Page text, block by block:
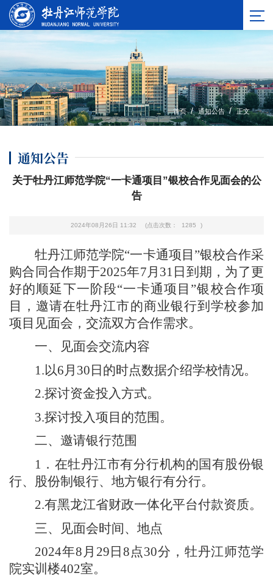
首页 / 通知公告 / 正文
通知公告
关于牡丹江师范学院“一卡通项目”银校合作见面会的公
告
2024年08月26日 11:32 (点击次数： 1285 )
牡丹江师范学院“一卡通项目”银校合作采
购合同合作期于2025年7月31日到期，为了更
好的顺延下一阶段“一卡通项目”银校合作项
目，邀请在牡丹江市的商业银行到学校参加
项目见面会，交流双方合作需求。
一、见面会交流内容
1.以6月30日的时点数据介绍学校情况。
2.探讨资金投入方式。
3.探讨投入项目的范围。
二、邀请银行范围
1．在牡丹江市有分行机构的国有股份银
行、股份制银行、地方银行有分行。
2.有黑龙江省财政一体化平台付款资质。
三、见面会时间、地点
2024年8月29日8点30分，牡丹江师范学
院实训楼402室。